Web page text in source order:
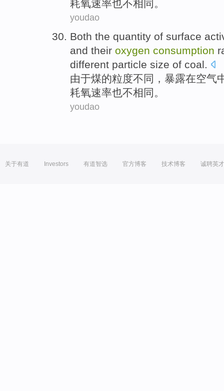
耗氧速率也不相同。
youdao
Both the quantity of surface
and their oxygen consumption
different particle size of coal.
由于煤的粒度不同 ， 暴露在空气
耗氧速率也不相同。
youdao
关于有道 Investors 有道智选 官方博客 技术博客 诚聘英才